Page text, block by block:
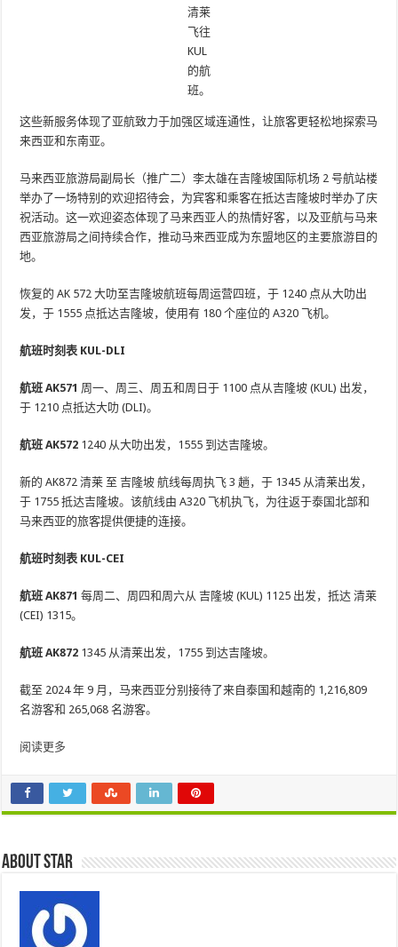
清莱
飞往
KUL
的航
班。
这些新服务体现了亚航致力于加强区域连通性，让旅客更轻松地探索马
来西亚和东南亚。
马来西亚旅游局副局长（推广二）李太雄在吉隆坡国际机场 2 号航站楼
举办了一场特别的欢迎招待会，为宾客和乘客在抵达吉隆坡时举办了庆
祝活动。这一欢迎姿态体现了马来西亚人的热情好客，以及亚航与马来
西亚旅游局之间持续合作，推动马来西亚成为东盟地区的主要旅游目的
地。
恢复的 AK 572 大叻至吉隆坡航班每周运营四班，于 1240 点从大叻出
发，于 1555 点抵达吉隆坡，使用有 180 个座位的 A320 飞机。
航班时刻表 KUL-DLI
航班 AK571 周一、周三、周五和周日于 1100 点从吉隆坡 (KUL) 出发，
于 1210 点抵达大叻 (DLI)。
航班 AK572 1240 从大叻出发，1555 到达吉隆坡。
新的 AK872 清莱 至 吉隆坡 航线每周执飞 3 趟，于 1345 从清莱出发，
于 1755 抵达吉隆坡。该航线由 A320 飞机执飞，为往返于泰国北部和
马来西亚的旅客提供便捷的连接。
航班时刻表 KUL-CEI
航班 AK871每周二、周四和周六从 吉隆坡 (KUL) 1125 出发，抵达 清莱
(CEI) 1315。
航班 AK872 1345 从清莱出发，1755 到达吉隆坡。
截至 2024 年 9 月，马来西亚分别接待了来自泰国和越南的 1,216,809
名游客和 265,068 名游客。
阅读更多
About star